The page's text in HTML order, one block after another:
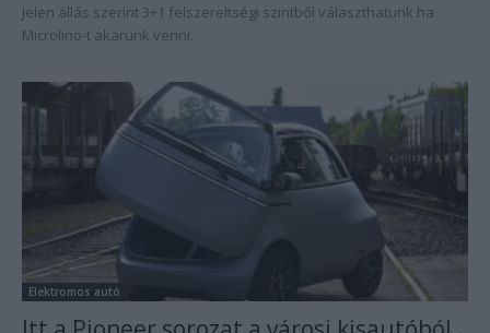
Jelen állás szerint 3+1 felszereltségi szintből választhatunk ha
Microlino-t akarunk venni.
Elektromos autó